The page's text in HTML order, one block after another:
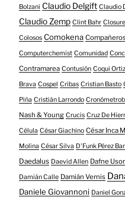
Bolzani Claudio Delgift Claudio
Claudio Zemp Clint Bahr Closure
Colosos Comokena
Computerchemist Comunidad
Contramarea Contusión Coqui Ortiz
Brava Cospel Cribas Cristian Basto
Piña Cristián Larrondo
Nash & Young Crucis Cruz De
Célula César Giachino César Inca
Molina César Silva D'Funk Pérez
Daedalus Daevid Allen Dafne
Damián Calle Damián Vernis
Daniele Giovannoni Daniel